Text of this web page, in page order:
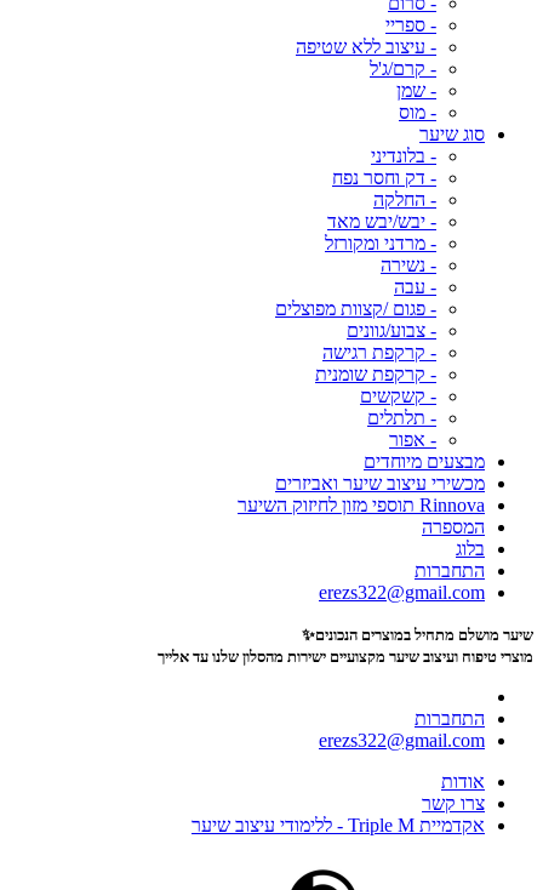
- ספריי
- עיצוב ללא שטיפה
- קרם/ג'ל
- שמן
- מוס
סוג שיער
- בלונדיני
- דק וחסר נפח
- החלקה
- יבש/יבש מאד
- מרדני ומקורזל
- נשירה
- עבה
- פגום /קצוות מפוצלים
- צבוע/גוונים
- קרקפת רגישה
- קרקפת שומנית
- קשקשים
- תלתלים
- אפור
מבצעים מיוחדים
מכשירי עיצוב שיער ואביזרים
Rinnova תוספי מזון לחיזוק השיער
המספרה
בלוג
התחברות
erezs322@gmail.com
שיער מושלם מתחיל במוצרים הנכונים✨
מוצרי טיפוח ועיצוב שיער מקצועיים ישירות מהסלון שלנו עד אלייך
התחברות
erezs322@gmail.com
אודות
צרו קשר
אקדמיית Triple M - ללימודי עיצוב שיער